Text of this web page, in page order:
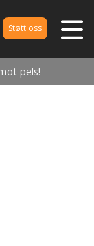
Støtt oss
pels!